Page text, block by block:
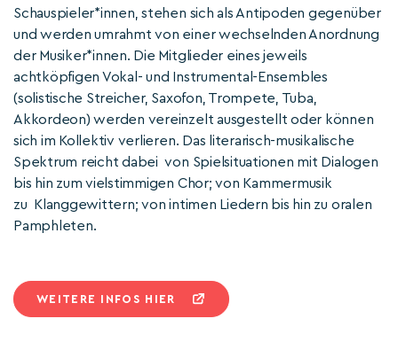
Schauspieler*innen, stehen sich als Antipoden gegenüber
und werden umrahmt von einer wechselnden Anordnung
der Musiker*innen. Die Mitglieder eines jeweils
achtköpfigen Vokal- und Instrumental-Ensembles
(solistische Streicher, Saxofon, Trompete, Tuba,
Akkordeon) werden vereinzelt ausgestellt oder können
sich im Kollektiv verlieren. Das literarisch-musikalische
Spektrum reicht dabei von Spielsituationen mit Dialogen
bis hin zum vielstimmigen Chor; von Kammermusik
zu Klanggewittern; von intimen Liedern bis hin zu oralen
Pamphleten.
WEITERE INFOS HIER